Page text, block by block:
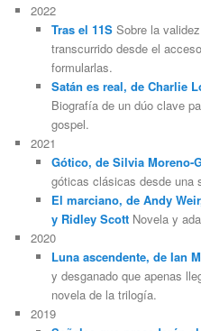
2022
Tras el 11SSobre la
transcurrido desde el
formularlas.
Satán es real, de Charlie
Biografía de un dúo clave
gospel.
2021
Gótico, de Silvia Moreno-
góticas clásicas desde una
El marciano, de Andy
y Ridley ScottNovela y
2020
Luna ascendente, de Ian
y desganado que apenas
novela de la trilogía.
2019